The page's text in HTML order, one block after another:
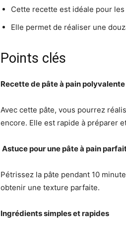
Cette recette est idéale pour
Elle permet de réaliser une
Points clés
Recette de pâte à pain polyvalente
Avec cette pâte, vous pourrez
encore. Elle est rapide à préparer
Astuce pour une pâte à pain
Pétrissez la pâte pendant 10
obtenir une texture parfaite.
Ingrédients simples et rapides